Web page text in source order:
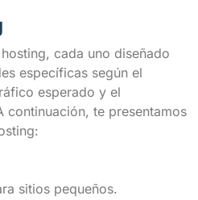
cada uno diseñado
específicas según el
esperado y el
continuación, te presentamos
sitios pequeños.